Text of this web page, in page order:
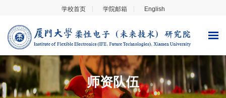
学校首页 学院邮箱 English
师资队伍